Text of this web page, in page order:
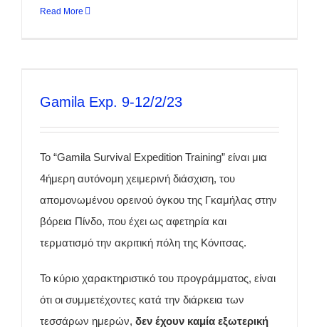
Read More
Gamila Exp. 9-12/2/23
Το “Gamila Survival Expedition Training” είναι μια
4ήμερη αυτόνομη χειμερινή διάσχιση, του
απομονωμένου ορεινού όγκου της Γκαμήλας στην
βόρεια Πίνδο, που έχει ως αφετηρία και
τερματισμό την ακριτική πόλη της Κόνιτσας.
Το κύριο χαρακτηριστικό του προγράμματος, είναι
ότι οι συμμετέχοντες κατά την διάρκεια των
τεσσάρων ημερών, δεν έχουν καμία εξωτερική